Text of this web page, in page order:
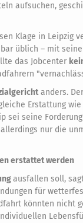
aufsuchen,
Klage in Leipzig
üblich – mit
das Jobcenter
anders.
Erstattung
sei seine
nur die
erstattet werden
ausfallen soll,
für
könnten nicht